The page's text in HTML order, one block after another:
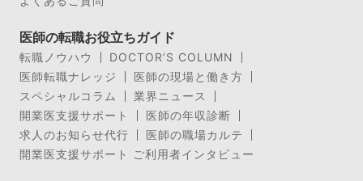
医師の転職お役立ちガイド
転職ノウハウ
DOCTOR’S COLUMN
医師転職ナレッジ
医師の現場と働き方
スペシャルコラム
業界ニュース
開業医支援サポート
医師の年収診断
求人のお知らせ代行
医師の職場カルテ
開業医支援サポート ご利用者インタビュー